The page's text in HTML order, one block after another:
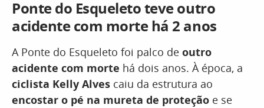
Ponte do Esqueleto teve outro
acidente com morte há 2 anos
A Ponte do Esqueleto foi palco de outro
acidente com morte há dois anos. À época, a
ciclista Kelly Alves caiu da estrutura ao
encostar o pé na mureta de proteção e se